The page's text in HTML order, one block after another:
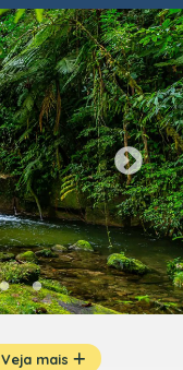
Veja mais